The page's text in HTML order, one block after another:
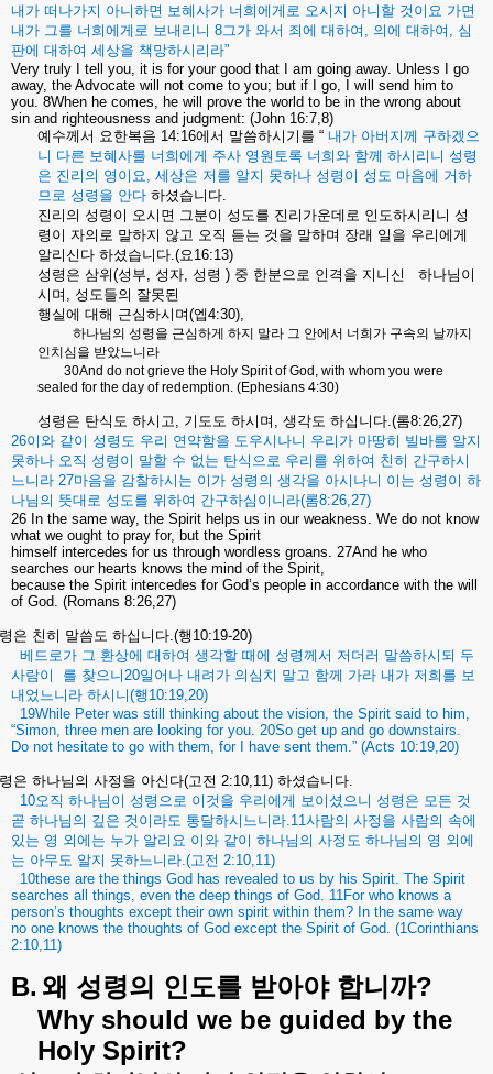
내가 떠나가지 아니하면 보혜사가 너희에게로 오시지 아니할 것이요 가면
내가 그를 너희에게로 보내리니 8그가 와서 죄에 대하여 , 의에 대하여 , 심
판에 대하여 세상을 책망하시리라”
Very truly I tell you, it is for your good that I am going away. Unless I go
away, the Advocate will not come to you; but if I go, I will send him to
you. 8When he comes, he will prove the world to be in the wrong about
sin and righteousness and judgment: (John 16:7,8)
예수께서 요한복음 14:16에서 말씀하시기를 “ 내가 아버지께 구하겠으
니 다른 보혜사를 너희에게 주사 영원토록 너희와 함께 하시리니 성령
은 진리의 영이요, 세상은 저를 알지 못하나 성령이 성도 마음에 거하
므로 성령을 안다 하셨습니다.
진리의 성령이 오시면 그분이 성도를 진리가운데로 인도하시리니 성
령이 자의로 말하지 않고 오직 듣는 것을 말하며 장래 일을 우리에게
알리신다 하셨습니다.(요16:13)
성령은 삼위(성부, 성자, 성령 ) 중 한분으로 인격을 지니신
하나님이
시며 , 성도들의 잘못된
행실에 대해 근심하시며(엡4:30),
하나님의 성령을 근심하게 하지 말라 그 안에서 너희가 구속의 날까지
인치심을 받았느니라
30And do not grieve the Holy Spirit of God, with whom you were
sealed for the day of redemption. (Ephesians 4:30)
성령은 탄식도 하시고, 기도도 하시며 , 생각도 하십니다.(롬8:26,27)
26이와 같이 성령도 우리 연약함을 도우시나니 우리가 마땅히 빌바를 알지
못하나 오직 성령이 말할 수 없는 탄식으로 우리를 위하여 친히 간구하시
느니라 27마음을 감찰하시는 이가 성령의 생각을 아시나니 이는 성령이 하
나님의 뜻대로 성도를 위하여 간구하심이니라(롬8:26,27)
26 In the same way, the Spirit helps us in our weakness. We do not know
what we ought to pray for, but the Spirit
himself intercedes for us through wordless groans. 27And he who
searches our hearts knows the mind of the Spirit,
because the Spirit intercedes for God’s people in accordance with the will
of God. (Romans 8:26,27)
은 친히 말씀도 하십니다.(행10:19-20)
베드로가 그 환상에 대하여 생각할 때에 성령께서 저더러 말씀하시되 두
사람이
를 찾으니20일어나 내려가 의심치 말고 함께 가라 내가 저희를 보
내었느니라 하시니(행10:19,20)
19While Peter was still thinking about the vision, the Spirit said to him,
“Simon, three men are looking for you. 20So get up and go downstairs.
Do not hesitate to go with them, for I have sent them.” (Acts 10:19,20)
은 하나님의 사정을 아신다(고전 2:10,11) 하셨습니다.
10오직 하나님이 성령으로 이것을 우리에게 보이셨으니 성령은 모든 것
곧 하나님의 깊은 것이라도 통달하시느니라.11사람의 사정을 사람의 속에
있는 영 외에는 누가 알리요 이와 같이 하나님의 사정도 하나님의 영 외에
는 아무도 알지 못하느니라.(고전 2:10,11)
10these are the things God has revealed to us by his Spirit. The Spirit
searches all things, even the deep things of God. 11For who knows a
person’s thoughts except their own spirit within them? In the same way
no one knows the thoughts of God except the Spirit of God. (1Corinthians
2:10,11)
B. 왜 성령의 인도를 받아야 합니까?
Why should we be guided by the
Holy Spirit?